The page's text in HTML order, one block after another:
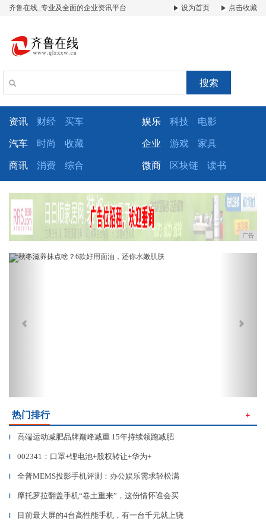
齐鲁在线_专业及全面的企业资讯平台 设为首页 点击收藏
搜索
资讯 财经 买车 娱乐 科技 电影
汽车 时尚 收藏 企业 游戏 家具
商讯 消费 综合 微商 区块链 读书
广告
Previous
热门排行 ＋
▎ 高端运动减肥品牌巅峰减重 15年持续领跑减肥
▎ 002341：口罩+锂电池+股权转让+华为+
▎ 全普MEMS投影手机评测：办公娱乐需求轻松满
▎ 摩托罗拉翻盖手机“卷土重来”，这份情怀谁会买
▎ 目前最大屏的4台高性能手机，有一台千元就上骁